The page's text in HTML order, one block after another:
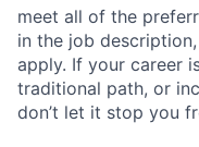
meet all of the
in the job
apply. If your career
traditional path, or
don’t let it stop you